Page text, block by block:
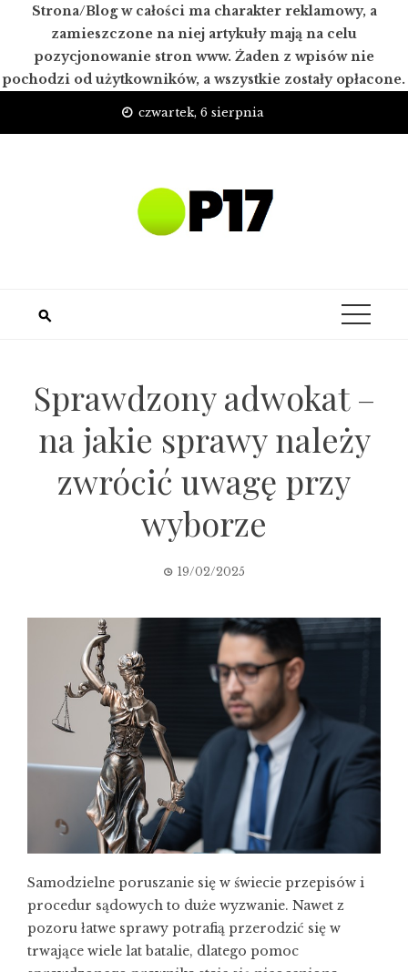
Strona/Blog w całości ma charakter reklamowy, a
zamieszczone na niej artykuły mają na celu
pozycjonowanie stron www. Żaden z wpisów nie
pochodzi od użytkowników, a wszystkie zostały opłacone.
czwartek, 6 sierpnia
Sprawdzony adwokat –
na jakie sprawy należy
zwrócić uwagę przy
wyborze
19/02/2025
Samodzielne poruszanie się w świecie przepisów i
procedur sądowych to duże wyzwanie. Nawet z
pozoru łatwe sprawy potrafią przerodzić się w
trwające wiele lat batalie, dlatego pomoc